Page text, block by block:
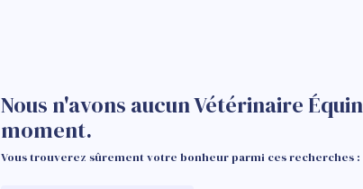
Nous n'avons aucun Vétérinaire
moment.
Vous trouverez sûrement votre bonheur parmi ces recherches :